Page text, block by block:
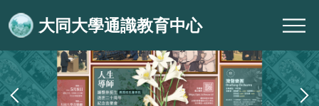
到
主
要
內
容
區
大同大學通識教育中心